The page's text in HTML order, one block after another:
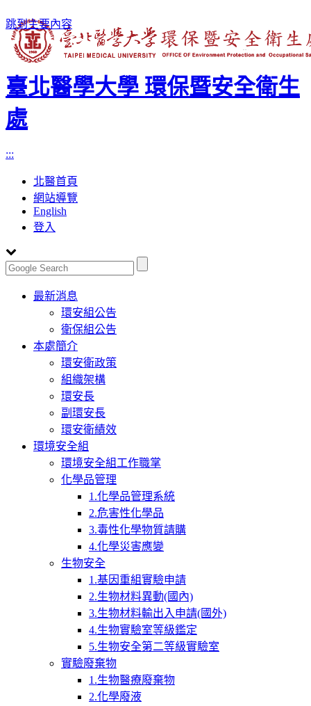
跳到主要內容
臺北醫學大學 環保暨安全衛生
處
:::
北醫首頁
網站導覽
English
登入
Toggle
navigation
最新消息
環安組公告
衛保組公告
本處簡介
環安衛政策
組織架構
環安長
副環安長
環安衛績效
環境安全組
環境安全組工作職掌
化學品管理
1.化學品管理系統
2.危害性化學品
3.毒性化學物質請購
4.化學災害應變
生物安全
1.基因重組實驗申請
2.生物材料異動(國內)
3.生物材料輸出入申請(國外)
4.生物實驗室等級鑑定
5.生物安全第二等級實驗室
實驗廢棄物
1.生物醫療廢棄物
2.化學廢液